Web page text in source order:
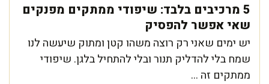
5 מרכיבים בלבד: שיפודי ממתקים מפנקים
שאי אפשר להפסיק
יש ימים שאני רק רוצה משהו קטן ומתוק שיעשה לנו
שמח בלי להדליק תנור ובלי להתחיל בלגן. שיפודי
ממתקים זה ...